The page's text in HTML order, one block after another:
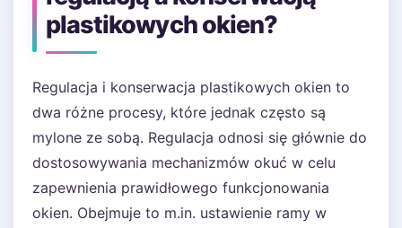
plastikowych okien?
Regulacja i konserwacja plastikowych okien to
dwa różne procesy, które jednak często są
mylone ze sobą. Regulacja odnosi się głównie do
dostosowywania mechanizmów okuć w celu
zapewnienia prawidłowego funkcjonowania
okien. Obejmuje to m.in. ustawienie ramy w